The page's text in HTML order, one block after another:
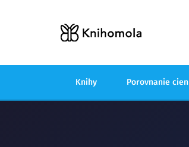
Knihy Porovnanie cien